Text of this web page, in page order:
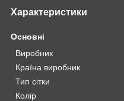
Характеристики
Основні
Виробник
Країна виробник
Тип сітки
Колір